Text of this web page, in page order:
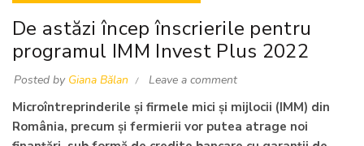
De astăzi încep înscrierile pentru
programul IMM Invest Plus 2022
Posted by Giana Bălan Leave a comment
Microîntreprinderile și firmele mici și mijlocii (IMM) din
România, precum și fermierii vor putea atrage noi